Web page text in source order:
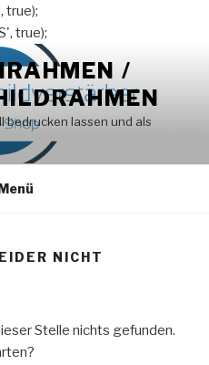
true);
true);
/
bedrucken lassen und als
NICHT
Stelle nichts gefunden.